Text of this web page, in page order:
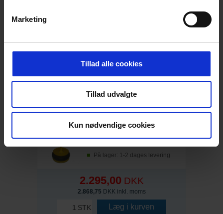
Marketing
Tillad alle cookies
Tillad udvalgte
Kun nødvendige cookies
743,75DKK inkl. moms
STK Læg i kurven
Håndfliseløfter, Vakuum, Ø280 mm
Gummihåndtag
På lager: 1-2 dages levering
2.295,00 DKK
2.868,75 DKK inkl. moms
STK Læg i kurven